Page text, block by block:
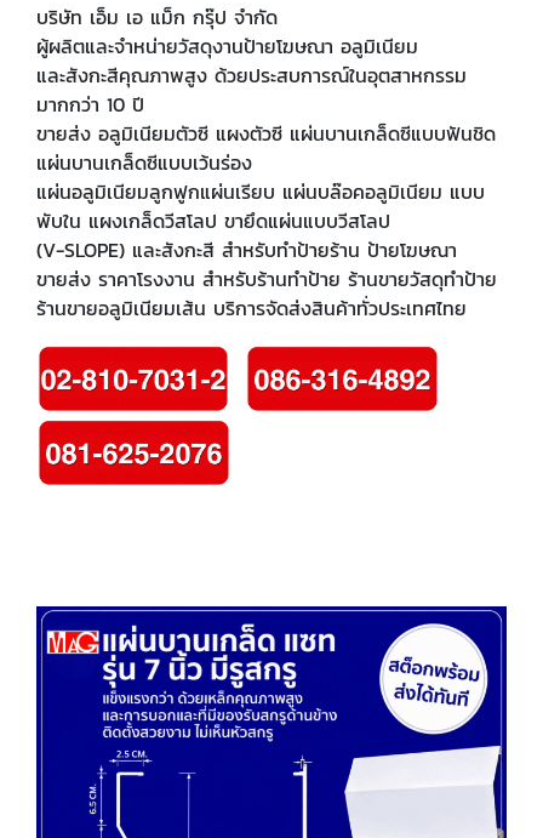
บริษัท เอ็ม เอ แม็ก กรุ๊ป จำกัด
ผู้ผลิตและจำหน่ายวัสดุงานป้ายโฆษณา อลูมิเนียม
และสังกะสีคุณภาพสูง ด้วยประสบการณ์ในอุตสาหกรรม
มากกว่า 10 ปี
ขายส่ง อลูมิเนียมตัวซี แผงตัวซี แผ่นบานเกล็ดซีแบบฟันชิด
แผ่นบานเกล็ดซีแบบเว้นร่อง
แผ่นอลูมิเนียมลูกฟูกแผ่นเรียบ แผ่นบล๊อคอลูมิเนียม แบบ
พับใน แผงเกล็ดวีสโลป ขายึดแผ่นแบบวีสโลป
(V-SLOPE) และสังกะสี สำหรับทำป้ายร้าน ป้ายโฆษณา
ขายส่ง ราคาโรงงาน สำหรับร้านทำป้าย ร้านขายวัสดุทำป้าย
ร้านขายอลูมิเนียมเส้น บริการจัดส่งสินค้าทั่วประเทศไทย